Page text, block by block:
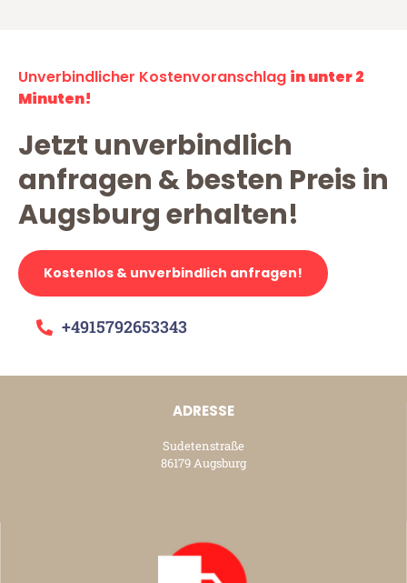
Unverbindlicher Kostenvoranschlag in unter 2
Minuten!
Jetzt unverbindlich
anfragen & besten Preis in
Augsburg erhalten!
Kostenlos & unverbindlich anfragen!
+4915792653343
ADRESSE
Sudetenstraße
86179 Augsburg